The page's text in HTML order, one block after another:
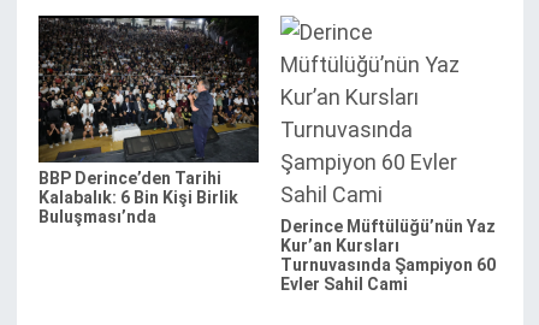
BBP Derince’den Tarihi
Kalabalık: 6 Bin Kişi Birlik
Buluşması’nda
Derince Müftülüğü’nün Yaz
Kur’an Kursları
Turnuvasında Şampiyon 60
Evler Sahil Cami